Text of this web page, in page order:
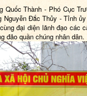
Quốc Thành - Phó Cục
Nguyễn Đắc Thủy - Tỉnh
đại diện lãnh đạo các
đảo quần chúng nhân dân.